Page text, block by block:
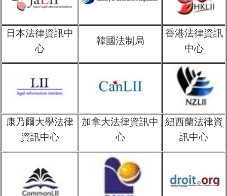
日本法律資訊中
心
韓國法制局
香港法律資訊
中心
康乃爾大學法律
資訊中心
加拿大法律資訊中
心
紐西蘭法律資
訊中心